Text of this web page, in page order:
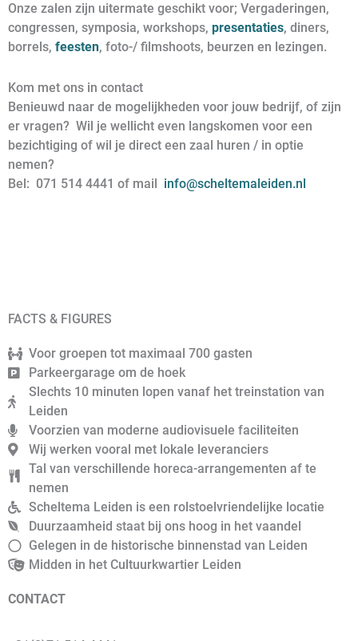
Onze zalen zijn uitermate geschikt voor; Vergaderingen,
congressen, symposia, workshops, presentaties, diners,
borrels, feesten, foto-/ filmshoots, beurzen en lezingen.
Kom met ons in contact
Benieuwd naar de mogelijkheden voor jouw bedrijf, of zijn
er vragen? Wil je wellicht even langskomen voor een
bezichtiging of wil je direct een zaal huren / in optie
nemen?
Bel: 071 514 4441 of mail info@scheltemaleiden.nl
FACTS & FIGURES
Voor groepen tot maximaal 700 gasten
Parkeergarage om de hoek
Slechts 10 minuten lopen vanaf het treinstation van
Leiden
Voorzien van moderne audiovisuele faciliteiten
Wij werken vooral met lokale leveranciers
Tal van verschillende horeca-arrangementen af te
nemen
Scheltema Leiden is een rolstoelvriendelijke locatie
Duurzaamheid staat bij ons hoog in het vaandel
Gelegen in de historische binnenstad van Leiden
Midden in het Cultuurkwartier Leiden
CONTACT